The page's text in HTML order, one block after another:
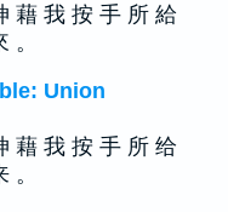
藉 我 按 手 所 給
。
Union
藉 我 按 手 所 给
。